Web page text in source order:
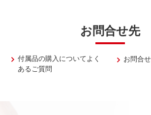
お問合せ先
付属品の購入についてよく
あるご質問
お問合